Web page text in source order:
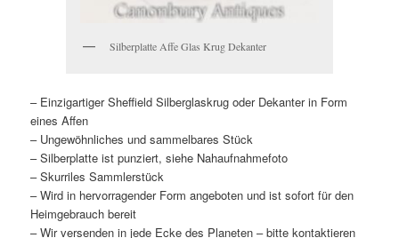
Silberplatte Affe Glas Krug Dekanter
– Einzigartiger Sheffield Silberglaskrug oder Dekanter in Form
eines Affen
– Ungewöhnliches und sammelbares Stück
– Silberplatte ist punziert, siehe Nahaufnahmefoto
– Skurriles Sammlerstück
– Wird in hervorragender Form angeboten und ist sofort für den
Heimgebrauch bereit
– Wir versenden in jede Ecke des Planeten – bitte kontaktieren